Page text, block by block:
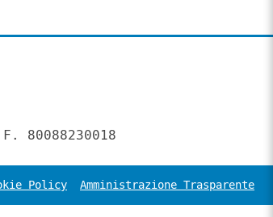
80088230018
Policy Amministrazione Trasparente